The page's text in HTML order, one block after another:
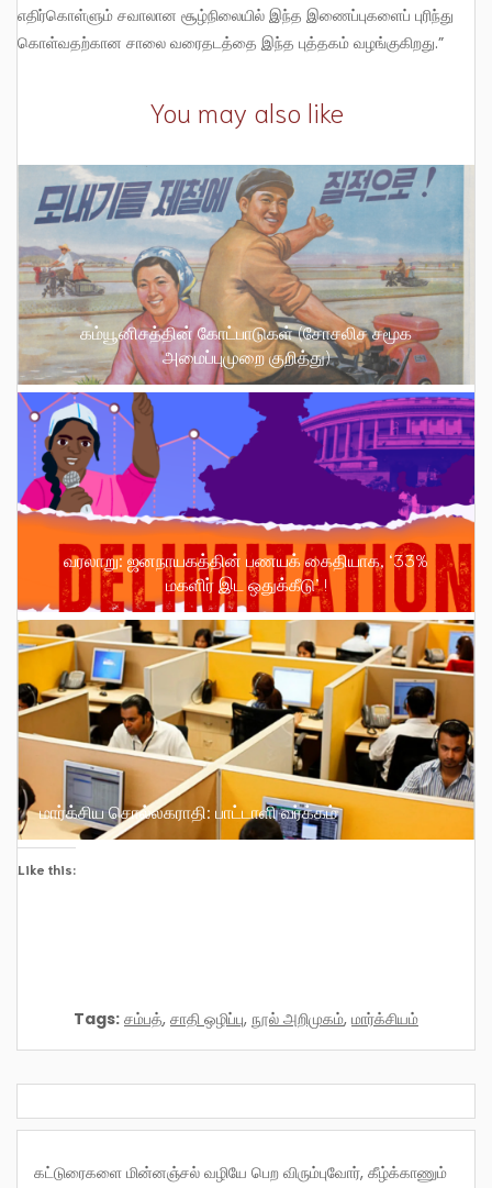
எதிர்கொள்ளும் சவாலான சூழ்நிலையில் இந்த இணைப்புகளைப் புரிந்து
கொள்வதற்கான சாலை வரைதடத்தை இந்த புத்தகம் வழங்குகிறது.”
You may also like
கம்யூனிசத்தின் கோட்பாடுகள் (சோசலிச சமூக
அமைப்புமுறை குறித்து)
வரலாறு: ஜனநாயகத்தின் பணயக் கைதியாக, ‘33%
மகளிர் இட ஒதுக்கீடு’ !
மார்க்சிய சொல்லகராதி: பாட்டாளி வர்க்கம்
Like this:
Tags: சம்பத், சாதி ஒழிப்பு, நூல் அறிமுகம், மார்க்சியம்
கட்டுரைகளை மின்னஞ்சல் வழியே பெற விரும்புவோர், கீழ்க்காணும்